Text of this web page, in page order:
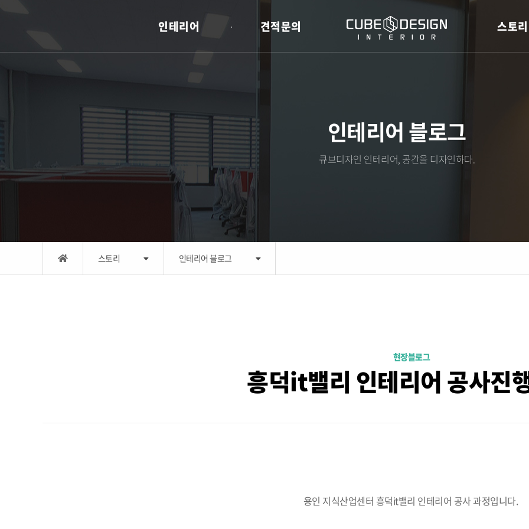
인테리어 견적문의 스토리
인테리어 블로그
큐브디자인 인테리어, 공간을 디자인하다.
스토리 인테리어 블로그
현장블로그
흥덕it밸리 인테리어 공사진
용인 지식산업센터 흥덕it밸리 인테리어 공사 과정입니다.